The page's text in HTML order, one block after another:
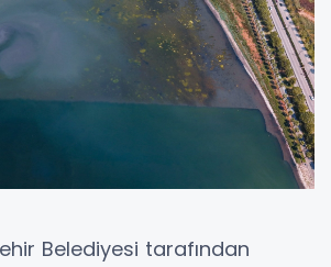
Belediyesi tarafından